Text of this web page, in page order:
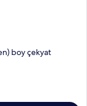
boy çekyat